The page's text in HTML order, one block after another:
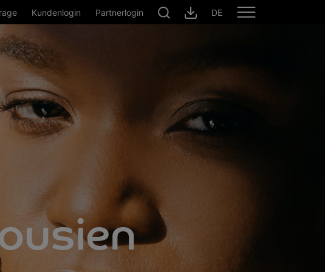
Kundenlogin Partnerlogin DE